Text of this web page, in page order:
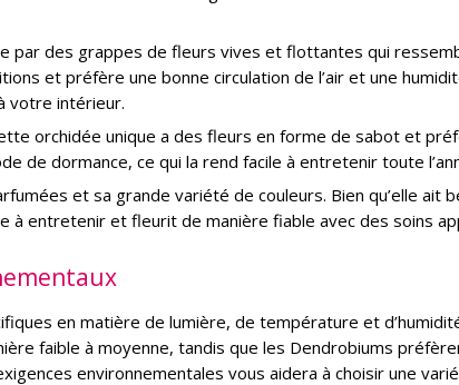
par des grappes de fleurs vives et flottantes qui
et préfère une bonne circulation de l’air et une
votre intérieur.
orchidée unique a des fleurs en forme de sabot et
de dormance, ce qui la rend facile à entretenir toute
et sa grande variété de couleurs. Bien qu’elle ait
à entretenir et fleurit de manière fiable avec des soins
en matière de lumière, de température et
faible à moyenne, tandis que les Dendrobiums
environnementales vous aidera à choisir une